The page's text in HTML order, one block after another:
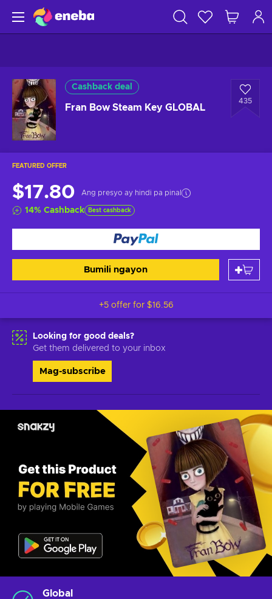
Cashback deal
Fran Bow Steam Key GLOBAL
435
FEATURED OFFER
$17.80 Ang presyo ay hindi pa pinal
14% Cashback Best cashback
Bumili ngayon
+5 offer for $16.56
Looking for good deals?
Get them delivered to your inbox
Mag-subscribe
Global